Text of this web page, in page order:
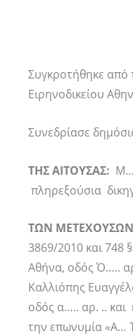
Συγκροτήθηκε
Ειρηνοδικείου
Συνεδρίασε
ΤΗΣ ΑΙΤΟΥΣΑΣ:
πληρεξούσια
ΤΩΝ ΜΕΤΕΧΟΥΣΩΝ
3869/2010 και 748
Αθήνα, οδός Ό…..
Καλλιόπης
οδός α….. αρ. .. και
την επωνυμία «Α…